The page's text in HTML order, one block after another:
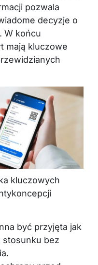
pozwala
decyzje o
W końcu
mają kluczowe
kluczowych
być przyjęta jak
stosunku bez